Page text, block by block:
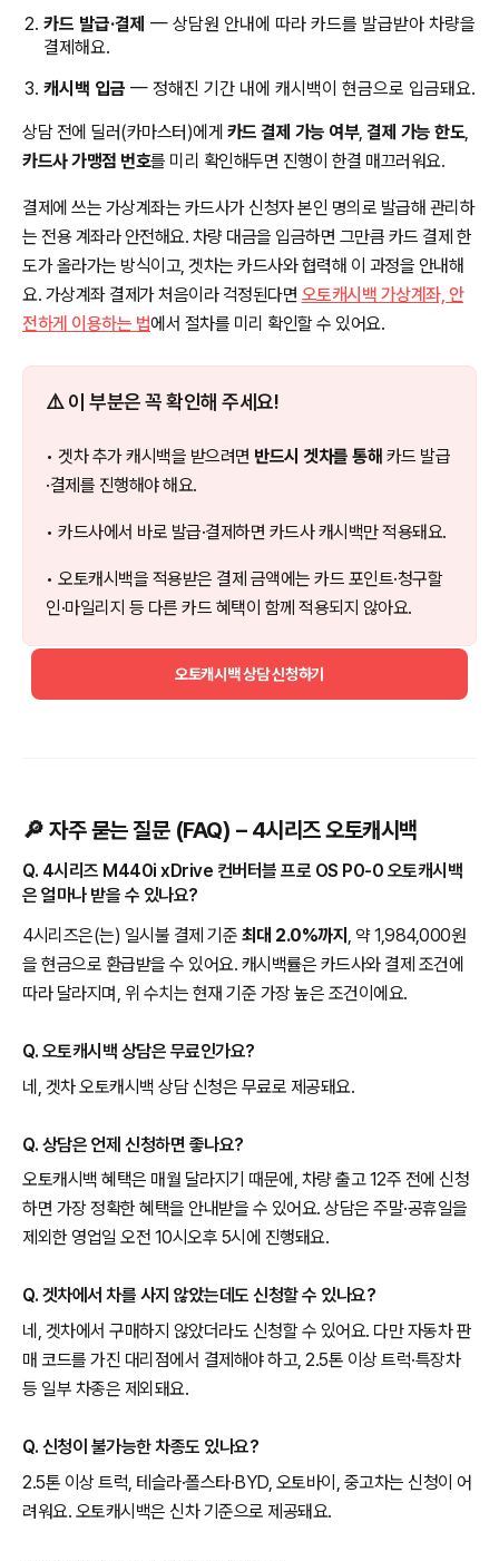
카드 발급·결제 — 상담원 안내에 따라 카드를 발급받아 차량을
결제해요.
캐시백 입금 — 정해진 기간 내에 캐시백이 현금으로 입금돼요.
상담 전에 딜러(카마스터)에게 카드 결제 가능 여부, 결제 가능 한도,
카드사 가맹점 번호를 미리 확인해두면 진행이 한결 매끄러워요.
결제에 쓰는 가상계좌는 카드사가 신청자 본인 명의로 발급해 관리하
는 전용 계좌라 안전해요. 차량 대금을 입금하면 그만큼 카드 결제 한
도가 올라가는 방식이고, 겟차는 카드사와 협력해 이 과정을 안내해
요. 가상계좌 결제가 처음이라 걱정된다면 오토캐시백 가상계좌, 안
전하게 이용하는 법에서 절차를 미리 확인할 수 있어요.
⚠️ 이 부분은 꼭 확인해 주세요!
• 겟차 추가 캐시백을 받으려면 반드시 겟차를 통해 카드 발급
·결제를 진행해야 해요.
• 카드사에서 바로 발급·결제하면 카드사 캐시백만 적용돼요.
• 오토캐시백을 적용받은 결제 금액에는 카드 포인트·청구할
인·마일리지 등 다른 카드 혜택이 함께 적용되지 않아요.
오토캐시백 상담 신청하기
🔎 자주 묻는 질문 (FAQ) – 4시리즈 오토캐시백
Q. 4시리즈 M440i xDrive 컨버터블 프로 OS P0-0 오토캐시백
은 얼마나 받을 수 있나요?
4시리즈은(는) 일시불 결제 기준 최대 2.0%까지 , 약 1,984,000원
을 현금으로 환급받을 수 있어요. 캐시백률은 카드사와 결제 조건에
따라 달라지며, 위 수치는 현재 기준 가장 높은 조건이에요.
Q. 오토캐시백 상담은 무료인가요?
네, 겟차 오토캐시백 상담 신청은 무료로 제공돼요.
Q. 상담은 언제 신청하면 좋나요?
오토캐시백 혜택은 매월 달라지기 때문에, 차량 출고 12주 전에 신청
하면 가장 정확한 혜택을 안내받을 수 있어요. 상담은 주말·공휴일을
제외한 영업일 오전 10시오후 5시에 진행돼요.
Q. 겟차에서 차를 사지 않았는데도 신청할 수 있나요?
네, 겟차에서 구매하지 않았더라도 신청할 수 있어요. 다만 자동차 판
매 코드를 가진 대리점에서 결제해야 하고, 2.5톤 이상 트럭·특장차
등 일부 차종은 제외돼요.
Q. 신청이 불가능한 차종도 있나요?
2.5톤 이상 트럭, 테슬라·폴스타·BYD, 오토바이, 중고차는 신청이 어
려워요. 오토캐시백은 신차 기준으로 제공돼요.